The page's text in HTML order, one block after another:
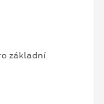
základní